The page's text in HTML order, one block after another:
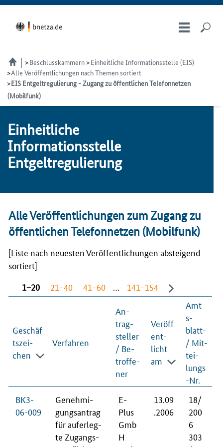
Beschlusskammern
Einheitliche Informationsstelle (EIS)
Alle Veröffentlichungen nach Themen sortiert
EIS Entgeltregulierung - Zugang zu öffentlichen Telefonnetzen
(Mobilfunk)
Einheitliche
Informationsstelle
Entgeltregulierung
Alle Veröffentlichungen zum Zugang zu
öffentlichen Telefonnetzen (Mobilfunk)
[Liste nach neuesten Veröffentlichungen absteigend
sortiert]
1−20
21−40 41−60 … 141−154
Geschäf
ts­zei­
chen
Verfahren
An­
trag­
stel­ler
/ Be­
trof­fe­
ner
Veröff
ent­
licht
am
Amt
s­
blatt-
/ Mit­
tei­
lungs
-Nr.
BK3-
06-009
Ge­neh­mi­
gungs­an­trag
für auf­er­leg­
te Zu­gangs­
E-
Plus
Gmb
H
13.09
.2006
18/
200
6
303